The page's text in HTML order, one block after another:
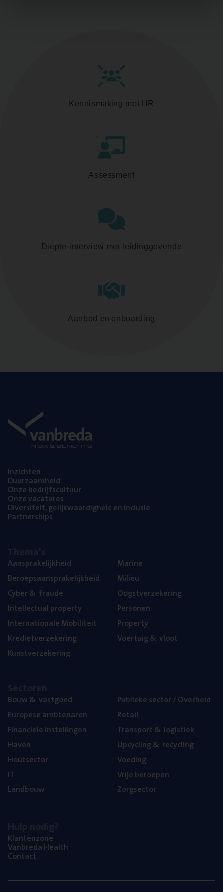
Kennismaking met HR
Assessment
Diepte-interview met leidinggevende
Aanbod en onboarding
Inzich­ten
Duur­zaam­heid
Onze bedrijfs­cul­tuur
Onze vaca­tu­res
Diver­si­teit, gelijk­waar­dig­heid en inclusie
Part­ner­ships
Aan­spra­ke­lijk­heid
Beroeps­aan­spra­ke­lijk­heid
Cyber& fraude
Intel­lec­tu­al property
Inter­na­ti­o­na­le Mobiliteit
Kre­diet­ver­ze­ke­ring
Kunst­ver­ze­ke­ring
Mari­ne
Mili­eu
Oogst­ver­ze­ke­ring
Per­so­nen
Pro­per­ty
Voer­tuig& vloot
Bouw& vastgoed
Euro­pe­se ambtenaren
Finan­ci­ë­le instellingen
Haven
Hout­sec­tor
IT
Land­bouw
Publie­ke sec­tor / Overheid
Retail
Trans­port& logistiek
Upcy­cling& recycling
Voe­ding
Vrije beroe­pen
Zorg­sec­tor
Klan­ten­zo­ne
Van­b­re­da Health
Con­tact